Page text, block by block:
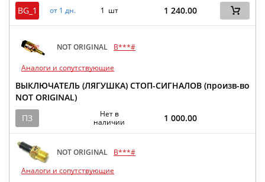
BG_1
от 1 дн. 1 шт 1 240.00
NOT ORIGINAL B***#
Аналоги и сопутствующие
ВЫКЛЮЧАТЕЛЬ (ЛЯГУШКА) СТОП-СИГНАЛОВ (произв-во
NOT ORIGINAL)
ПЗ
Нет в
наличии
1 000.00
NOT ORIGINAL
B***#
Аналоги и сопутствующие